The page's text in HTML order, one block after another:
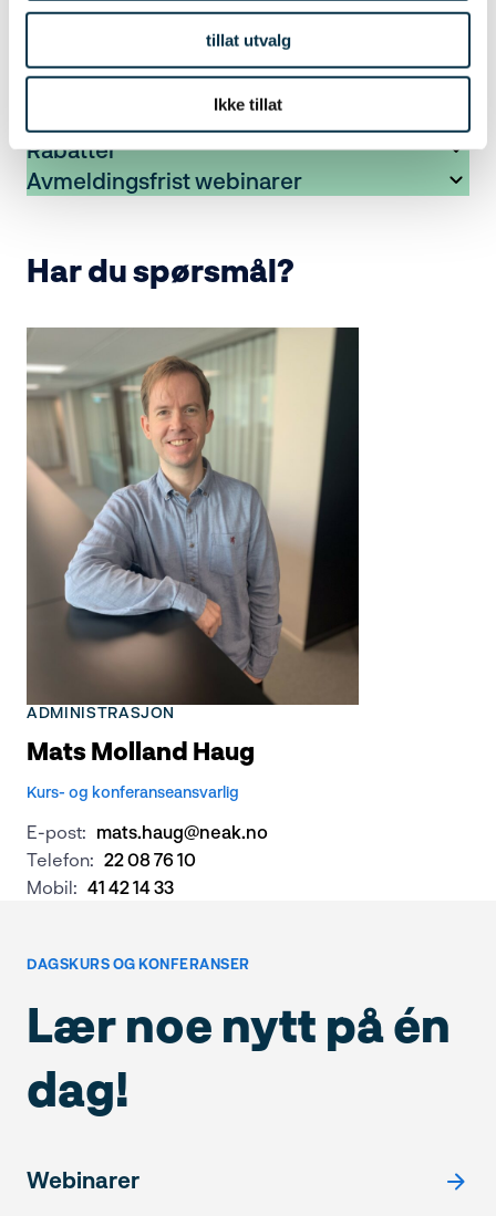
tillat utvalg
Ikke tillat
Vi forplikter oss til å
*Sertifisert i Norsk takst?
Rabatter
Avmeldingsfrist webinarer
Har du spørsmål?
ADMINISTRASJON
Mats Molland Haug
Kurs- og konferanseansvarlig
E-post: mats.haug@neak.no
Telefon: 22 08 76 10
Mobil: 41 42 14 33
DAGSKURS OG KONFERANSER
Lær noe nytt på én
dag!
Webinarer